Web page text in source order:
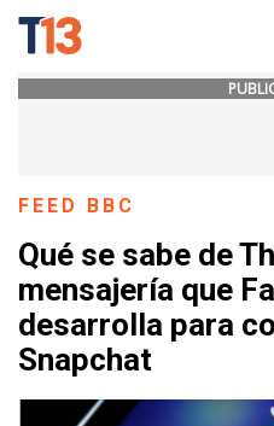
FEED BBC
Qué se sabe de
mensajería que
desarrolla para
Snapchat